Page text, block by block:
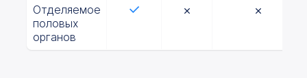
Отделяемое
половых
органов